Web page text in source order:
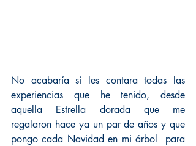
No acabaría si les contara todas las
experiencias que he tenido, desde
aquella Estrella dorada que me
regalaron hace ya un par de años y que
pongo cada Navidad en mi árbol  para